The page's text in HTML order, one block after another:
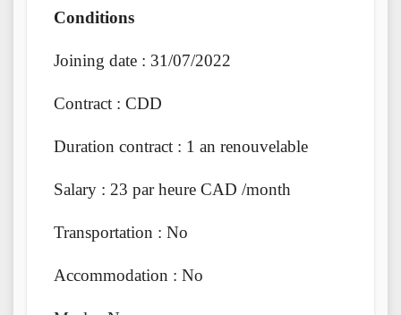
Conditions
Joining date : 31/07/2022
Contract : CDD
Duration contract : 1 an renouvelable
Salary : 23 par heure CAD /month
Transportation : No
Accommodation : No